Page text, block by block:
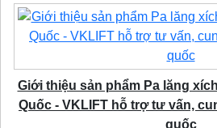
Giới thiệu sản phẩm Pa lăng
Quốc - VKLIFT hỗ trợ tư vấn,
quốc